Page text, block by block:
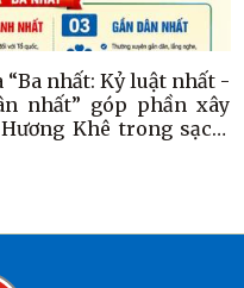
nhất: Kỷ luật nhất -
nhất” góp phần xây
Khê trong sạch,